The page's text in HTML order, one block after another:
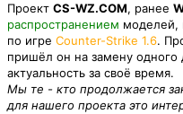
Проект CS-WZ.COM, ранее
распространением моделей,
по игре Counter-Strike 1.6.
пришёл он на замену одного
актуальность за своё время.
Мы те - кто продолжается
для нашего проекта это